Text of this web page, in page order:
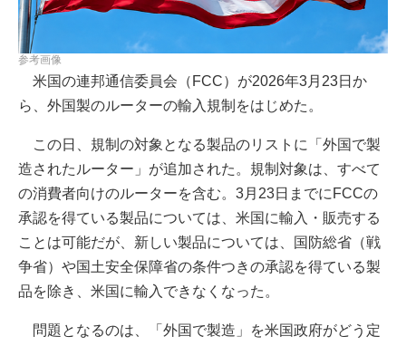
参考画像
米国の連邦通信委員会（FCC）が2026年3月23日か
ら、外国製のルーターの輸入規制をはじめた。
この日、規制の対象となる製品のリストに「外国で製
造されたルーター」が追加された。規制対象は、すべて
の消費者向けのルーターを含む。3月23日までにFCCの
承認を得ている製品については、米国に輸入・販売する
ことは可能だが、新しい製品については、国防総省（戦
争省）や国土安全保障省の条件つきの承認を得ている製
品を除き、米国に輸入できなくなった。
問題となるのは、「外国で製造」を米国政府がどう定